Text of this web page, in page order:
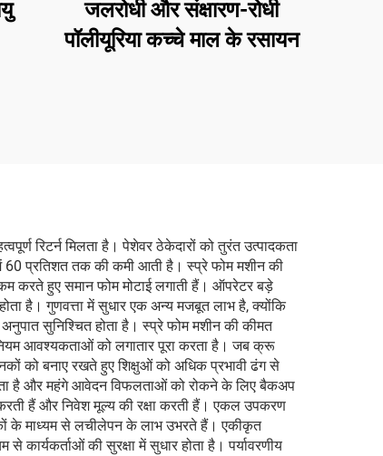
जलरोधी और संक्षारण-रोधी
पॉलीयूरिया कच्चे माल के रसायन
रिटर्न मिलता है। पेशेवर ठेकेदारों को तुरंत उत्पादकता
60 प्रतिशत तक की कमी आती है। स्प्रे फोम मशीन की
कम करते हुए समान फोम मोटाई लगाती हैं। ऑपरेटर बड़े
है। गुणवत्ता में सुधार एक अन्य मजबूत लाभ है, क्योंकि
सुनिश्चित होता है। स्प्रे फोम मशीन की कीमत
नियम आवश्यकताओं को लगातार पूरा करता है। जब क्रू
को बनाए रखते हुए शिक्षुओं को अधिक प्रभावी ढंग से
है और महंगे आवेदन विफलताओं को रोकने के लिए बैकअप
हैं और निवेश मूल्य की रक्षा करती हैं। एकल उपकरण
के माध्यम से लचीलेपन के लाभ उभरते हैं। एकीकृत
की सुरक्षा में सुधार होता है। पर्यावरणीय